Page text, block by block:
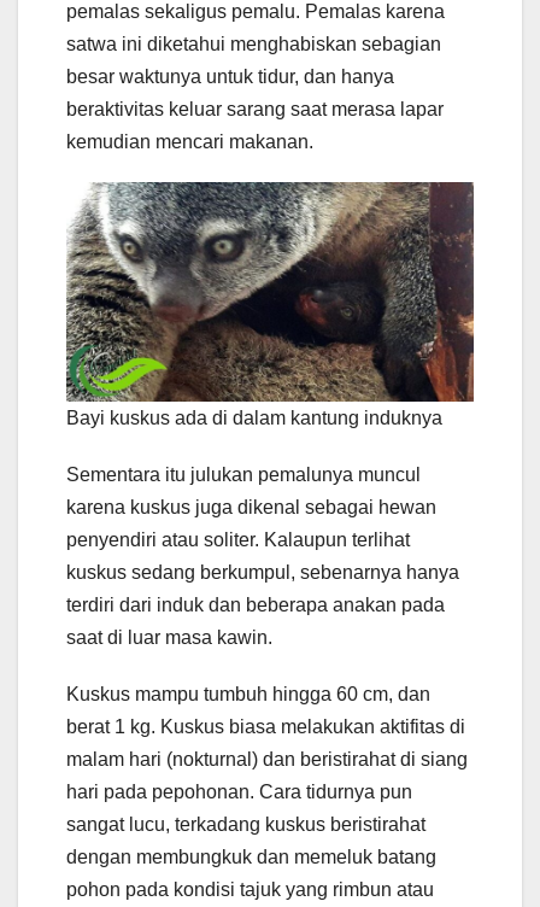
pemalas sekaligus pemalu. Pemalas karena
satwa ini diketahui menghabiskan sebagian
besar waktunya untuk tidur, dan hanya
beraktivitas keluar sarang saat merasa lapar
kemudian mencari makanan.
Bayi kuskus ada di dalam kantung induknya
Sementara itu julukan pemalunya muncul
karena kuskus juga dikenal sebagai hewan
penyendiri atau soliter. Kalaupun terlihat
kuskus sedang berkumpul, sebenarnya hanya
terdiri dari induk dan beberapa anakan pada
saat di luar masa kawin.
Kuskus mampu tumbuh hingga 60 cm, dan
berat 1 kg. Kuskus biasa melakukan aktifitas di
malam hari (nokturnal) dan beristirahat di siang
hari pada pepohonan. Cara tidurnya pun
sangat lucu, terkadang kuskus beristirahat
dengan membungkuk dan memeluk batang
pohon pada kondisi tajuk yang rimbun atau